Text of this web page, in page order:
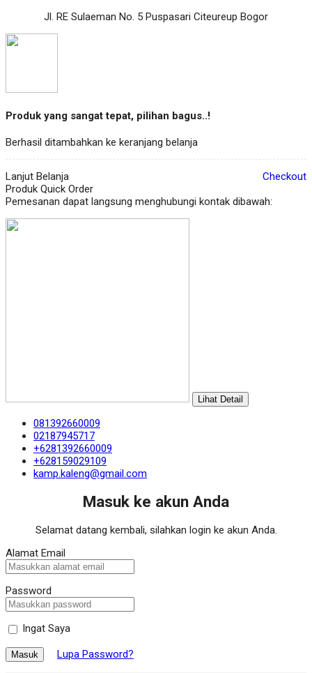
Jl. RE Sulaeman No. 5 Puspasari Citeureup Bogor
Produk yang sangat tepat, pilihan bagus..!
Berhasil ditambahkan ke keranjang belanja
Lanjut Belanja
Checkout
Produk Quick Order
Pemesanan dapat langsung menghubungi kontak dibawah:
Lihat Detail
081392660009
02187945717
+6281392660009
+628159029109
kamp.kaleng@gmail.com
Masuk ke akun Anda
Selamat datang kembali, silahkan login ke akun Anda.
Alamat Email
Password
Ingat Saya
Masuk Lupa Password?